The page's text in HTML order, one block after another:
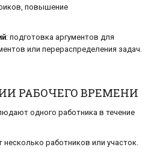
повышение
: подготовка аргументов для
или перераспределения задач.
РАБОЧЕГО ВРЕМЕНИ
одного работника в течение
работников или участок.